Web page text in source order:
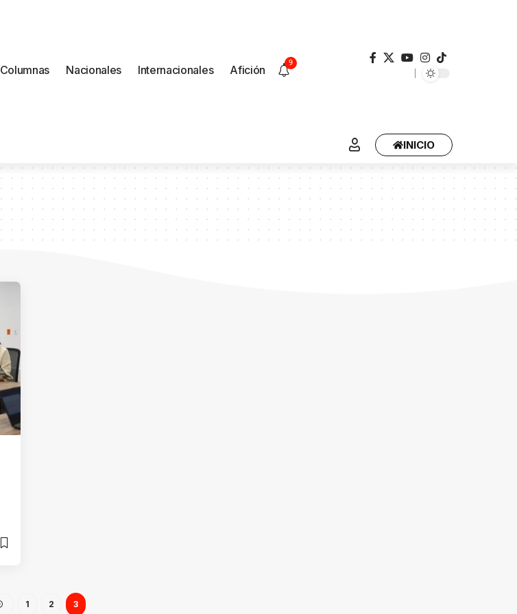
Columnas Nacionales Internacionales Afición
9
INICIO
1 2 3